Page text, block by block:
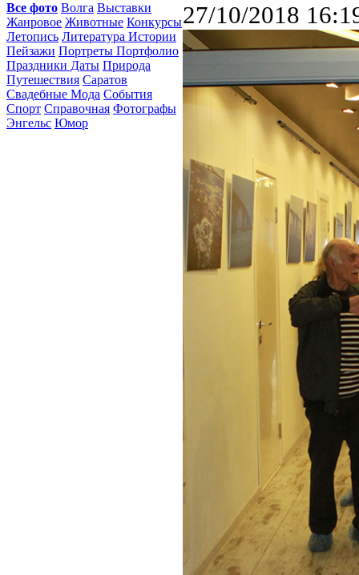
Все фото Волга Выставки
Жанровое Животные Конкурсы
Летопись Литература Истории
Пейзажи Портреты Портфолио
Праздники Даты Природа
Путешествия Саратов
Свадебные Мода События
Спорт Справочная Фотографы
Энгельс Юмор
27/10/2018